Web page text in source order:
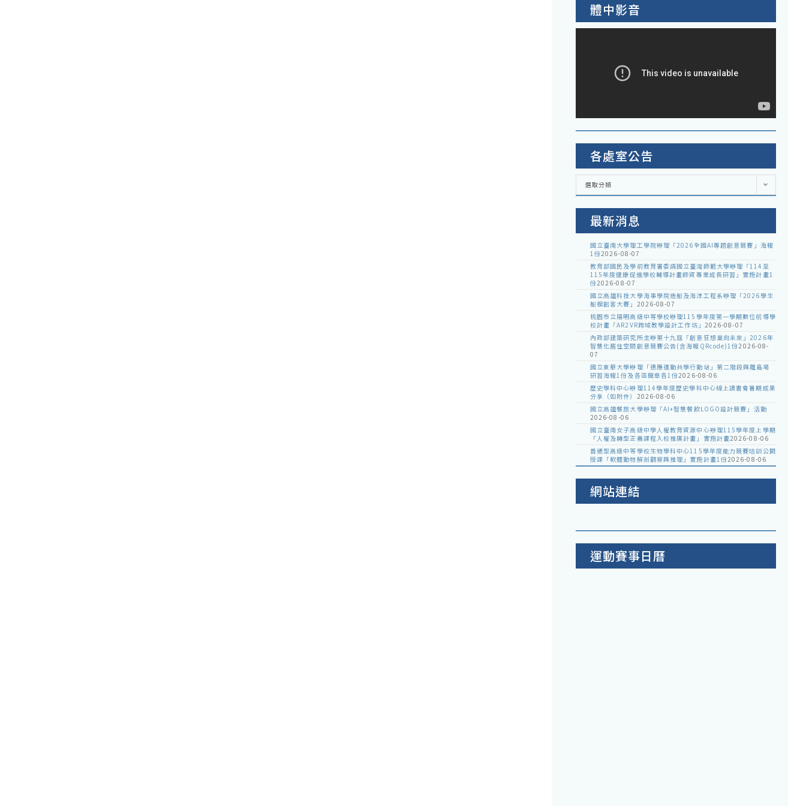
體中影音
各處室公告
各
室
選取分類
最新消息
國立臺南大學理工學院辦理「2026全國AI專題創意競賽」海報
1份2026-08-07
教育部國民及學前教育署委請國立臺灣師範大學辦理「114至
115年度健康促進學校輔導計畫師資專業成長研習」實施計畫1
份2026-08-07
國立高雄科技大學海事學院造船及海洋工程系辦理「2026學生
船模創客大賽」 2026-08-07
桃園市立陽明高級中等學校辦理115學年度第一學期數位前導學
校計畫「AR2VR跨域教學設計工作坊」 2026-08-07
內政部建築研究所主辦第十九屆「創意狂想巢向未來」2026年
智慧化居住空間創意競賽公告(含海報QRcode)1份2026-08-
07
國立東華大學辦理「適應運動共學行動站」第二階段與離島場
研習海報1份及各區簡章各1份2026-08-06
歷史學科中心辦理114學年度歷史學科中心線上讀書會暑期成果
分享（如附件） 2026-08-06
國立高雄餐旅大學辦理「AI+智慧餐飲LOGO設計競賽」活動
2026-08-06
國立臺南女子高級中學人權教育資源中心辦理115學年度上學期
「人權及轉型正義課程入校推廣計畫」實施計畫2026-08-06
普通型高級中等學校生物學科中心115學年度能力競賽培訓公開
授課「軟體動物解剖觀察與推理」實施計畫1份2026-08-06
網站連結
運動賽事日曆